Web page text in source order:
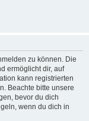
zu können. Die
ermöglicht dir, auf
kann registrierten
Beachte bitte unsere
bevor du dich
wenn du dich in